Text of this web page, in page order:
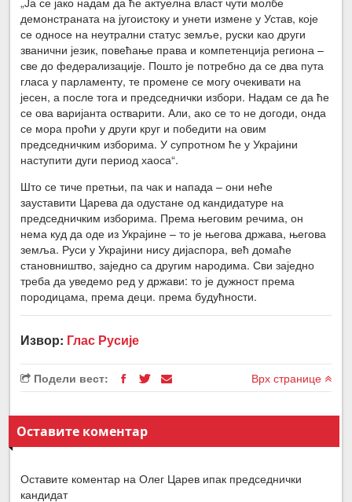
демонстраната на југоистоку и унети измене у Устав, које
се односе на неутрални статус земље, руски као други
званични језик, повећање права и компетенција региона –
све до федерализације. Пошто је потребно да се два пута
гласа у парламенту, те промене се могу очекивати на
јесен, а после тога и председнички избори. Надам се да ће
се ова варијанта остварити. Али, ако се то не догоди, онда
се мора проћи у други круг и победити на овим
председничким изборима. У супротном ће у Украјини
наступити дуги период хаоса“.
Што се тиче претњи, па чак и напада – они неће
зауставити Царева да одустане од кандидатуре на
председничким изборима. Према његовим речима, он
нема куд да оде из Украјине – то је његова држава, његова
земља. Руси у Украјини нису дијаспора, већ домаће
становништво, заједно са другим народима. Сви заједно
треба да уведемо ред у држави: то је дужност према
породицама, према деци. према будућности.
Извор: Глас Русије
Подели вест: Врх странице
Оставите коментар
Оставите коментар на Олег Царев ипак председнички
кандидат